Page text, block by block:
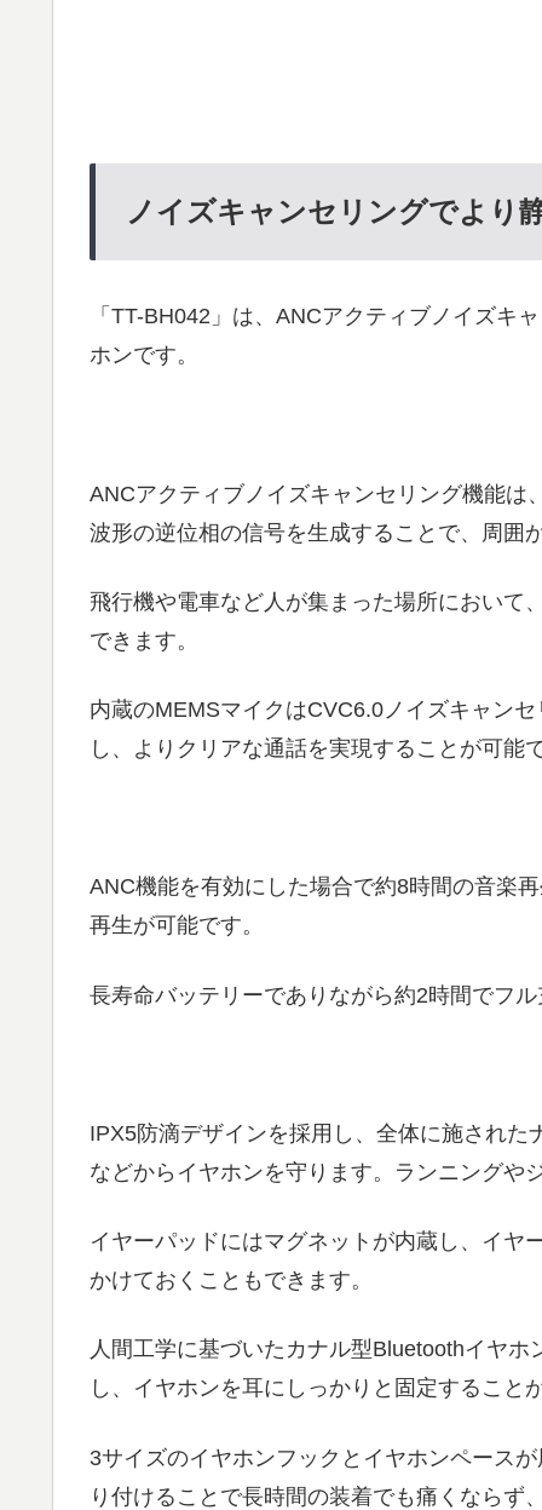
ノイズキャンセリングでより
「TT-BH042」は、ANCアクティブノイズキ
ホンです。
ANCアクティブノイズキャンセリング機能
波形の逆位相の信号を生成することで、周囲
飛行機や電車など人が集まった場所において
できます。
内蔵のMEMSマイクはCVC6.0ノイズキャン
し、よりクリアな通話を実現することが可能
ANC機能を有効にした場合で約8時間の音楽
再生が可能です。
長寿命バッテリーでありながら約2時間でフ
IPX5防滴デザインを採用し、全体に施され
などからイヤホンを守ります。ランニングや
イヤーパッドにはマグネットが内蔵し、イヤ
かけておくこともできます。
人間工学に基づいたカナル型Bluetoothイヤ
し、イヤホンを耳にしっかりと固定すること
3サイズのイヤホンフックとイヤホンペース
り付けることで長時間の装着でも痛くならず